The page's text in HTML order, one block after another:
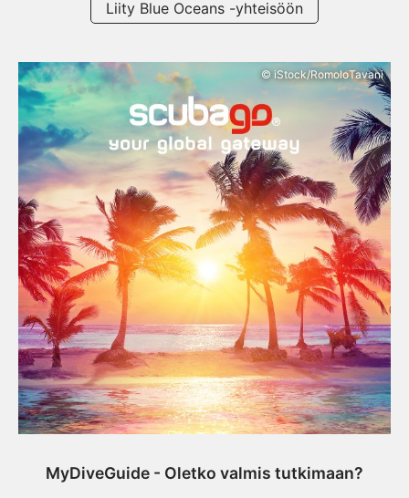
Liity Blue Oceans -yhteisöön
© iStock/RomoloTavani
MyDiveGuide - Oletko valmis tutkimaan?